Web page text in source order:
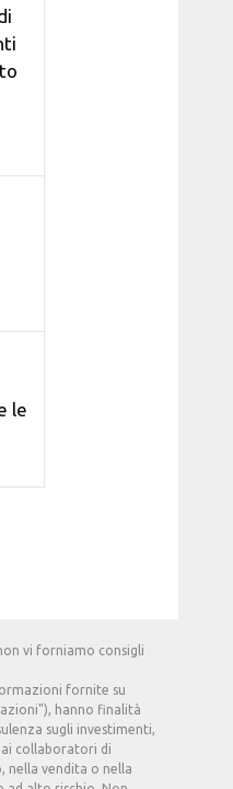
le
vi forniamo consigli
fornite su
hanno finalità
sugli investimenti,
collaboratori di
nella vendita o nella